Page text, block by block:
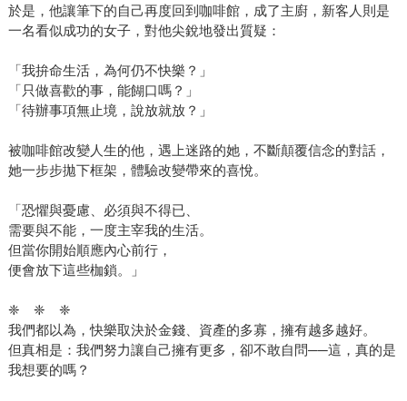
於是，他讓筆下的自己再度回到咖啡館，成了主廚，新客人則是
一名看似成功的女子，對他尖銳地發出質疑：
「我拚命生活，為何仍不快樂？」
「只做喜歡的事，能餬口嗎？」
「待辦事項無止境，說放就放？」
被咖啡館改變人生的他，遇上迷路的她，不斷顛覆信念的對話，
她一步步拋下框架，體驗改變帶來的喜悅。
「恐懼與憂慮、必須與不得已、
需要與不能，一度主宰我的生活。
但當你開始順應內心前行，
便會放下這些枷鎖。」
❈ ❈ ❈
我們都以為，快樂取決於金錢、資產的多寡，擁有越多越好。
但真相是：我們努力讓自己擁有更多，卻不敢自問──這，真的是
我想要的嗎？